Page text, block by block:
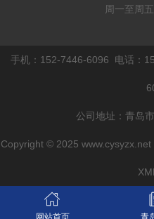
周一至周
手机：152-7446-6096 电话：
公司地址：青岛
Copyright © 2025
网站首页 青